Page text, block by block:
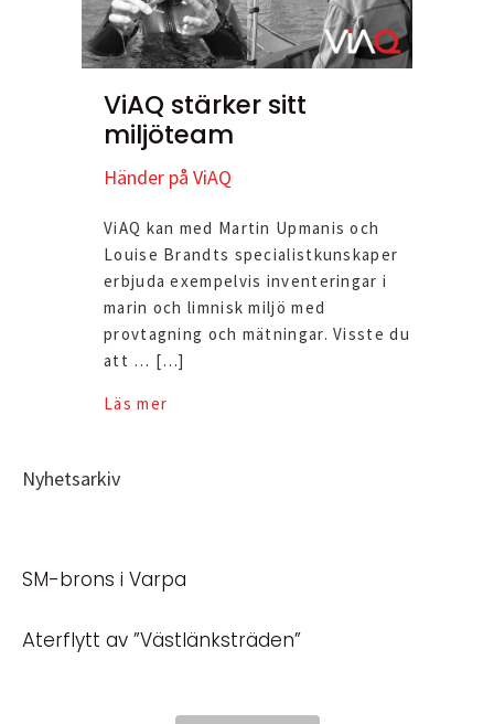
ViAQ stärker sitt
miljöteam
Händer på ViAQ
ViAQ kan med Martin Upmanis och
Louise Brandts specialistkunskaper
erbjuda exempelvis inventeringar i
marin och limnisk miljö med
provtagning och mätningar. Visste du
att … […]
Läs mer
Nyhetsarkiv
SM-brons i Varpa
Återflytt av ”Västlänksträden”